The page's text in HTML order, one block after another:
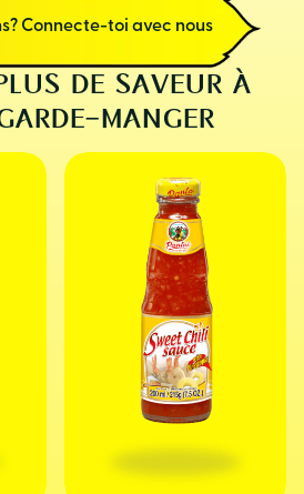
Connecte-toi avec nous
DE SAVEUR À
MANGER